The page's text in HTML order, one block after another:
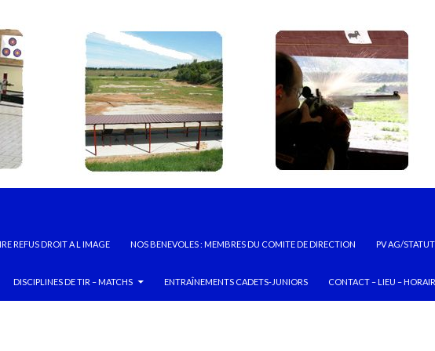
REFUS DROIT A L IMAGE NOS BENEVOLES : MEMBRES DU COMITE DE DIRECTION PV AG/
DISCIPLINES DE TIR – MATCHS ENTRAÎNEMENTS CADETS-JUNIORS CONTACT – LIEU –